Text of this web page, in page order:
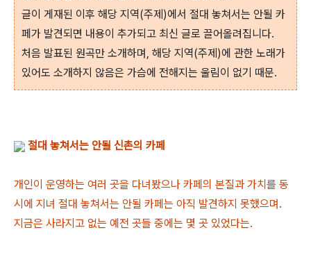
글이 게재된 이후 해당 지역(주제)에서 절대 놓쳐서는 안될 카
페가 발견되면 내용이 추가되고 최신 글로 끌어올려집니다.
처음 발표된 원곡만 소개하며, 해당 지역(주제)에 관한 노래가
있어도 소개하지 않음은 가슴에 전해지는 울림이 없기 때문.
절대 놓쳐서는 안될 신촌의 카페
개인이 운영하는 여러 곳을 다녀봤으나 카페의 본질과 가치를 동
시에 지녀 절대 놓쳐서는 안될 카페는 아직 발견하지 못했으며.
지금은 사라지고 없는 예전 곳들 중에는 몇 곳 있었다는.